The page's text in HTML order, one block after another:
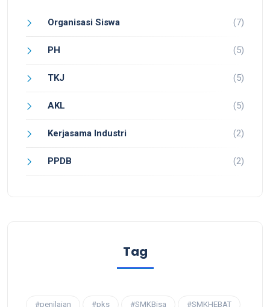
Organisasi Siswa (7)
PH (5)
TKJ (5)
AKL (5)
Kerjasama Industri (2)
PPDB (2)
Tag
#penilaian #pks #SMKBisa #SMKHEBAT